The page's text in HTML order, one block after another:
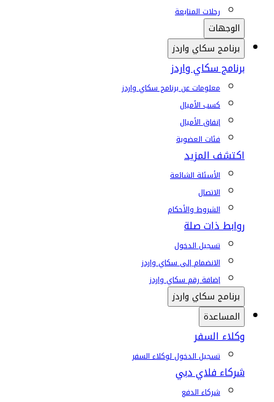
رحلات المتابعة
الوجهات
برنامج سكاي واردز
برنامج سكاي واردز
معلومات عن برنامج سكاي واردز
كسب الأميال
إنفاق الأميال
فئات العضوية
اكتشف المزيد
الأسئلة الشائعة
الاتصال
الشروط والأحكام
روابط ذات صلة
تسجيل الدخول
الانضمام إلى سكاي واردز
إضافة رقم سكاي واردز
برنامج سكاي واردز
المساعدة
وكلاء السفر
تسجيل الدخول لوكلاء السفر
شركاء فلاي دبي
شركاء الدفع